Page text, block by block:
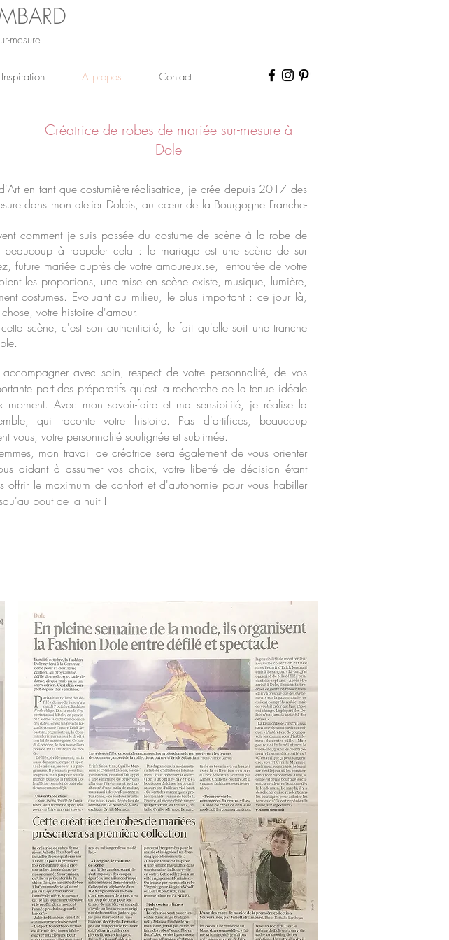
mesure
Inspiration A propos Contact
Créatrice de robes de mariée sur-mesure à
Dole
en tant que costumière-réalisatrice, je crée depuis 2017 des
dans mon atelier Dolois, au cœur de la Bourgogne Franche-
comment je suis passée du costume de scène à la robe de
beaucoup à rappeler cela : le mariage est une scène de sur
future mariée auprès de votre amoureux.se, entourée de votre
les proportions, une mise en scène existe, musique, lumière,
costumes. Evoluant au milieu, le plus important : ce jour là,
votre histoire d'amour.
scène, c'est son authenticité, le fait qu'elle soit une tranche
avec soin, respect de votre personnalité, de vos
part des préparatifs qu'est la recherche de la tenue idéale
moment. Avec mon savoir-faire et ma sensibilité, je réalise la
qui raconte votre histoire. Pas d'artifices, beaucoup
vous, votre personnalité soulignée et sublimée.
mon travail de créatrice sera également de vous orienter
aidant à assumer vos choix, votre liberté de décision étant
offrir le maximum de confort et d'autonomie pour vous habiller
bout de la nuit !